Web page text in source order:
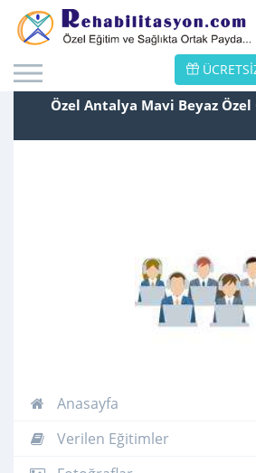
Özel Antalya Mavi Beyaz
Anasayfa
Verilen Eğitimler